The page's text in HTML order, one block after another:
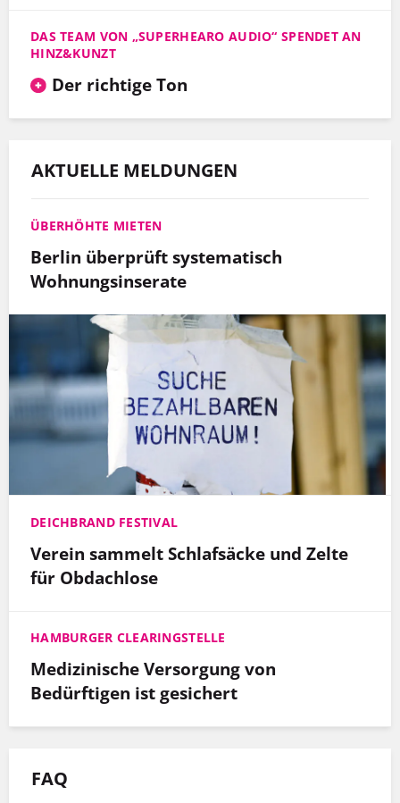
DAS TEAM VON „SUPERHEARO AUDIO“ SPENDET AN
HINZ&KUNZT
Der richtige Ton
AKTUELLE MELDUNGEN
ÜBERHÖHTE MIETEN
Berlin überprüft systematisch
Wohnungsinserate
DEICHBRAND FESTIVAL
Verein sammelt Schlafsäcke und Zelte
für Obdachlose
HAMBURGER CLEARINGSTELLE
Medizinische Versorgung von
Bedürftigen ist gesichert
FAQ